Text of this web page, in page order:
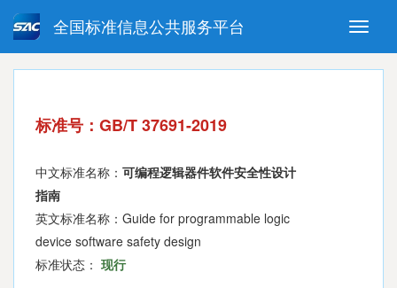
Toggle
全国标准信息公共服务平台
强制性国家标准 推荐性国家标准
指导性技术文件 (National standards in foreign
标准号：GB/T 37691-2019
中文标准名称： 可编程逻辑器件软件安全性设计
指南
英文标准名称：Guide for programmable logic
device software safety design
标准状态： 现行